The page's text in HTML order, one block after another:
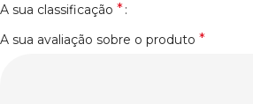
A sua classificação *
A sua avaliação sobre o produto *